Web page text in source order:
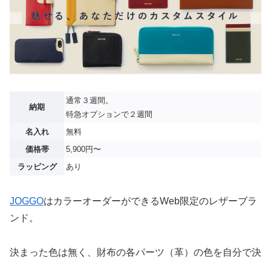
納期
通常３週間。
特急オプションで２週間
名入れ
無料
価格帯
5,900円〜
ラッピング
あり
JOGGOはカラーオーダーができるWeb限定のレザーブラ
ンド。
決まった色は無く、財布の各パーツ（革）の色を自分で決